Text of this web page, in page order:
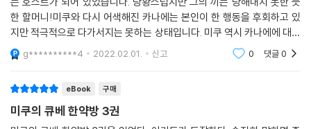
한 할머니!미쿠와 다시 어색해진 카나에는 본인이 한 행동을 후회하고 있
지만 적극적으로 다가서지는 못하는 상태입니다. 미쿠 역시 카나에에 대한
생각으로 가득한데 고민 끝에 축제 홍보 엽서에 초대글을 적어 카나에의
우편함에 넣습니다.
g**********4 2022.02.01. 신고 0 댓글0
eBook 구매
미쿠의 큐베 한약방 3권